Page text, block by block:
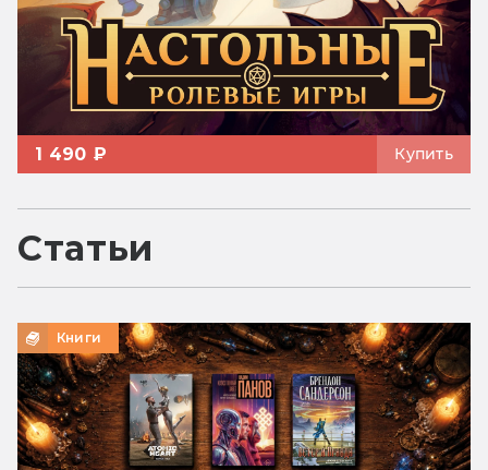
1 490 ₽ Купить
Статьи
Книги